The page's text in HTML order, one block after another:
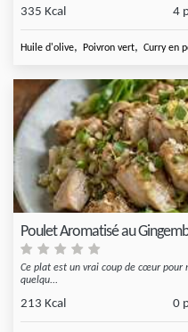
335 Kcal 4
Huile d'olive, Poivron vert, Curry en
Poulet Aromatisé au
Ce plat est un vrai coup de cœur
quelqu...
213 Kcal 0